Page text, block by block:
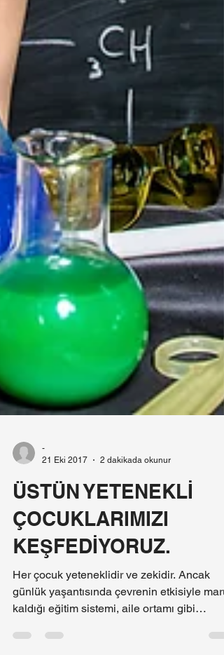
21 Eki 2017
2 dakikada okunur
ÜSTÜN YETENEKLİ
ÇOCUKLARIMIZI
KEŞFEDİYORUZ.
Her çocuk yeteneklidir ve zekidir. Ancak